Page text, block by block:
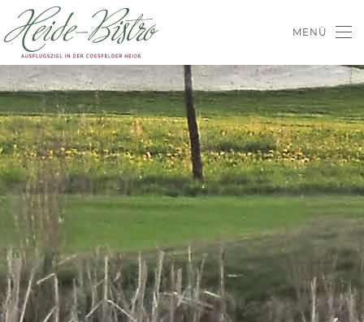
Skip to main content
MENÜ